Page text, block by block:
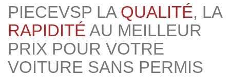
PIECEVSP LA QUALITÉ, LA
RAPIDITÉ AU MEILLEUR
PRIX POUR VOTRE
VOITURE SANS PERMIS